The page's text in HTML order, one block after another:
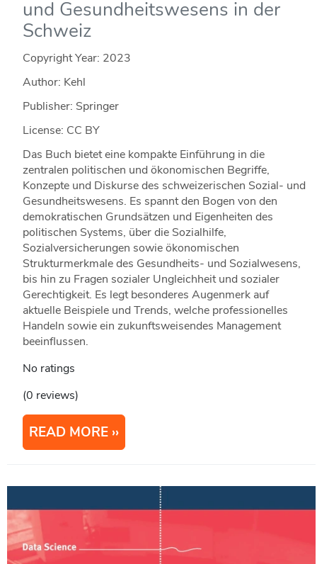
und Gesundheitswesens in der
Schweiz
Copyright Year: 2023
Author: Kehl
Publisher: Springer
License: CC BY
Das Buch bietet eine kompakte Einführung in die
zentralen politischen und ökonomischen Begriffe,
Konzepte und Diskurse des schweizerischen Sozial- und
Gesundheitswesens. Es spannt den Bogen von den
demokratischen Grundsätzen und Eigenheiten des
politischen Systems, über die Sozialhilfe,
Sozialversicherungen sowie ökonomischen
Strukturmerkmale des Gesundheits- und Sozialwesens,
bis hin zu Fragen sozialer Ungleichheit und sozialer
Gerechtigkeit. Es legt besonderes Augenmerk auf
aktuelle Beispiele und Trends, welche professionelles
Handeln sowie ein zukunftsweisendes Management
beeinflussen.
No ratings
(0 reviews)
READ MORE